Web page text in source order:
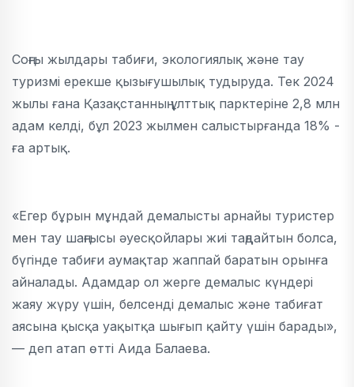
Соңғы жылдары табиғи, экологиялық және тау
туризмі ерекше қызығушылық тудыруда. Тек 2024
жылы ғана Қазақстанның ұлттық парктеріне 2,8 млн
адам келді, бұл 2023 жылмен салыстырғанда 18% -
ға артық.
«Егер бұрын мұндай демалысты арнайы туристер
мен тау шаңғысы әуесқойлары жиі таңдайтын болса,
бүгінде табиғи аумақтар жаппай баратын орынға
айналады. Адамдар ол жерге демалыс күндері
жаяу жүру үшін, белсенді демалыс және табиғат
аясына қысқа уақытқа шығып қайту үшін барады»,
— деп атап өтті Аида Балаева.